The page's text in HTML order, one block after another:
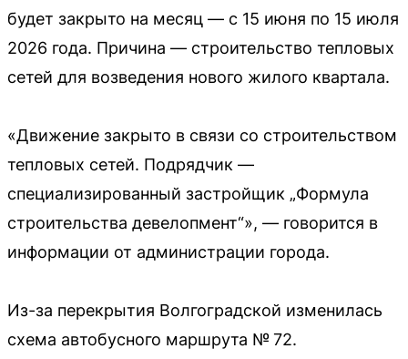
будет закрыто на месяц — с 15 июня по 15 июля
2026 года. Причина — строительство тепловых
сетей для возведения нового жилого квартала.
«Движение закрыто в связи со строительством
тепловых сетей. Подрядчик —
специализированный застройщик „Формула
строительства девелопмент“», — говорится в
информации от администрации города.
Из-за перекрытия Волгоградской изменилась
схема автобусного маршрута № 72.